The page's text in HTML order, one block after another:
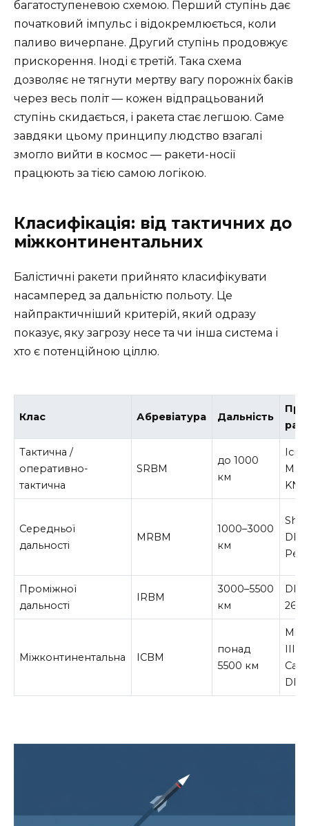
багатоступеневою схемою. Перший ступінь дає
початковий імпульс і відокремлюється, коли
паливо вичерпане. Другий ступінь продовжує
прискорення. Іноді є третій. Така схема
дозволяє не тягнути мертву вагу порожніх баків
через весь політ — кожен відпрацьований
ступінь скидається, і ракета стає легшою. Саме
завдяки цьому принципу людство взагалі
змогло вийти в космос — ракети-носії
працюють за тією самою логікою.
Класифікація: від тактичних до
міжконтинентальних
Балістичні ракети прийнято класифікувати
насамперед за дальністю польоту. Це
найпрактичніший критерій, який одразу
показує, яку загрозу несе та чи інша система і
хто є потенційною ціллю.
Клас Абревіатура Дальність
Тактична /
оперативно-
тактична
SRBM
до 1000
км
М,
KN-
Середньої
дальності
MRBM
1000–3000
км
DF-
Проміжної
дальності
IRBM
3000–5500
км
DF-
26
Міжконтинентальна ICBM
понад
5500 км
III,
DF-